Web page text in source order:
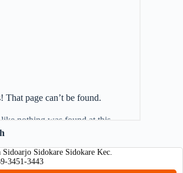
Sidoarjo Sidokare Sidokare Kec.
3451-3443